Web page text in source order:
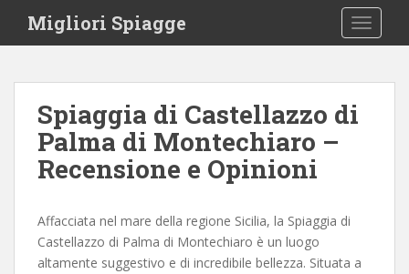
i
Migliori Spiagge
Spiaggia di Castellazzo di
Palma di Montechiaro –
Recensione e Opinioni
Affacciata nel mare della regione Sicilia, la Spiaggia di
Castellazzo di Palma di Montechiaro è un luogo
altamente suggestivo e di incredibile bellezza. Situata a